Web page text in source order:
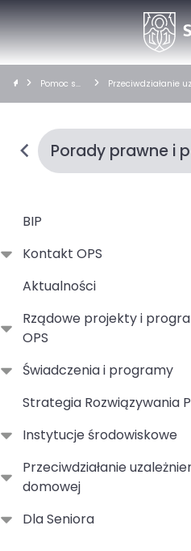
Pomoc sp
Przeciwdziałanie
Porady prawne i
BIP
Kontakt OPS
Aktualności
Rządowe projekty i
OPS
Świadczenia i programy
Strategia Rozwiązywania
Instytucje środowiskowe
Przeciwdziałanie
domowej
Dla Seniora